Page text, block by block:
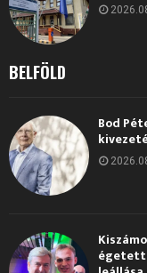
BELFÖLD
Bod
égetett